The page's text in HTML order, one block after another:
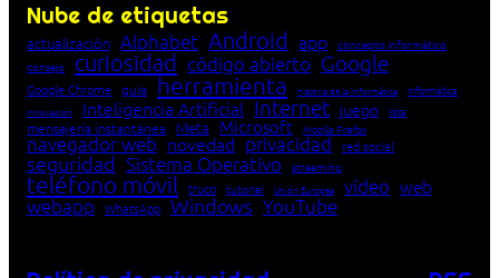
Nube de etiquetas
actualización Alphabet Android app concepto informático
consejo
curiosidad código abierto Google
Google Chrome guía herramienta historia de la Informática Informática
innovación Inteligencia Artificial Internet juego lista
mensajería instantánea Meta Microsoft Mozilla Firefox
navegador web novedad privacidad red social
seguridad Sistema Operativo streaming
teléfono móvil truco tutorial Unión Europea vídeo web
webapp WhatsApp Windows YouTube